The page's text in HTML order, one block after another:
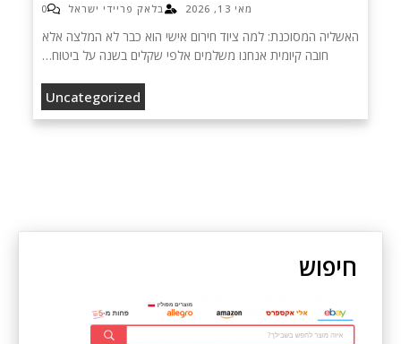
מאי 13, 2026 בלאק פריידי ישראל 0
האשליה המסוכנת: למה ציוד חירום אישי הוא כבר לא המלצה אלא
חובה קיומית אנחנו משלמים אלפי שקלים בשנה על ביטוח…
Uncategorized
חיפוש